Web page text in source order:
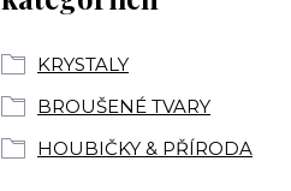
KRYSTALY
BROUŠENÉ TVARY
HOUBIČKY & PŘÍRODA